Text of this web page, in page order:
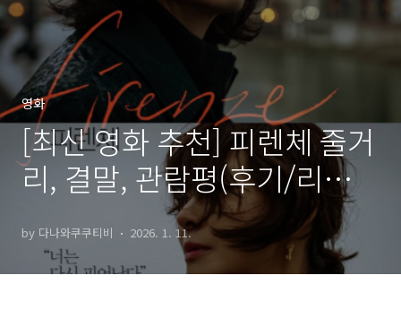
영화
[최신 영화 추천] 피렌체 줄거
리, 결말, 관람평(후기/리뷰),
by 다나와쿠쿠티비 2026. 1. 11.